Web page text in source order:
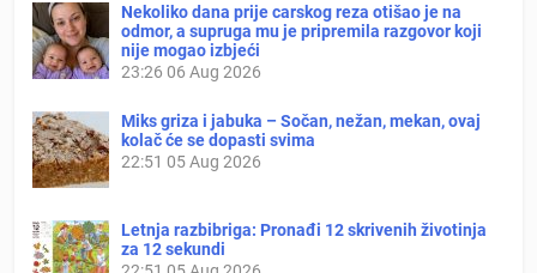
Nekoliko dana prije carskog reza otišao je na
odmor, a supruga mu je pripremila razgovor koji
nije mogao izbjeći
23:26 06 Aug 2026
Miks griza i jabuka – Sočan, nežan, mekan, ovaj
kolač će se dopasti svima
22:51 05 Aug 2026
Letnja razbibriga: Pronađi 12 skrivenih životinja
za 12 sekundi